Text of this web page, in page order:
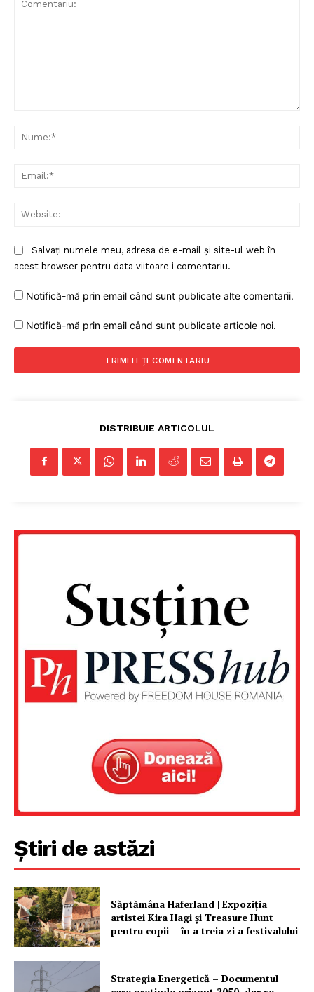
PRESShub
Salvați numele meu, adresa de e-mail și site-ul web în
acest browser pentru data viitoare i comentariu.
Notifică-mă prin email când sunt publicate alte comentarii.
Notifică-mă prin email când sunt publicate articole noi.
DISTRIBUIE ARTICOLUL
Știri de astăzi
Săptămâna Haferland | Expoziţia
artistei Kira Hagi şi Treasure Hunt
pentru copii – în a treia zi a festivalului
Strategia Energetică – Documentul